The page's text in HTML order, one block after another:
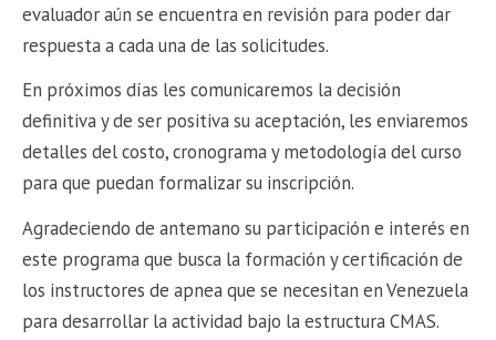
evaluador aún se encuentra en revisión para poder dar
respuesta a cada una de las solicitudes.
En próximos días les comunicaremos la decisión
definitiva y de ser positiva su aceptación, les enviaremos
detalles del costo, cronograma y metodología del curso
para que puedan formalizar su inscripción.
Agradeciendo de antemano su participación e interés en
este programa que busca la formación y certificación de
los instructores de apnea que se necesitan en Venezuela
para desarrollar la actividad bajo la estructura CMAS.